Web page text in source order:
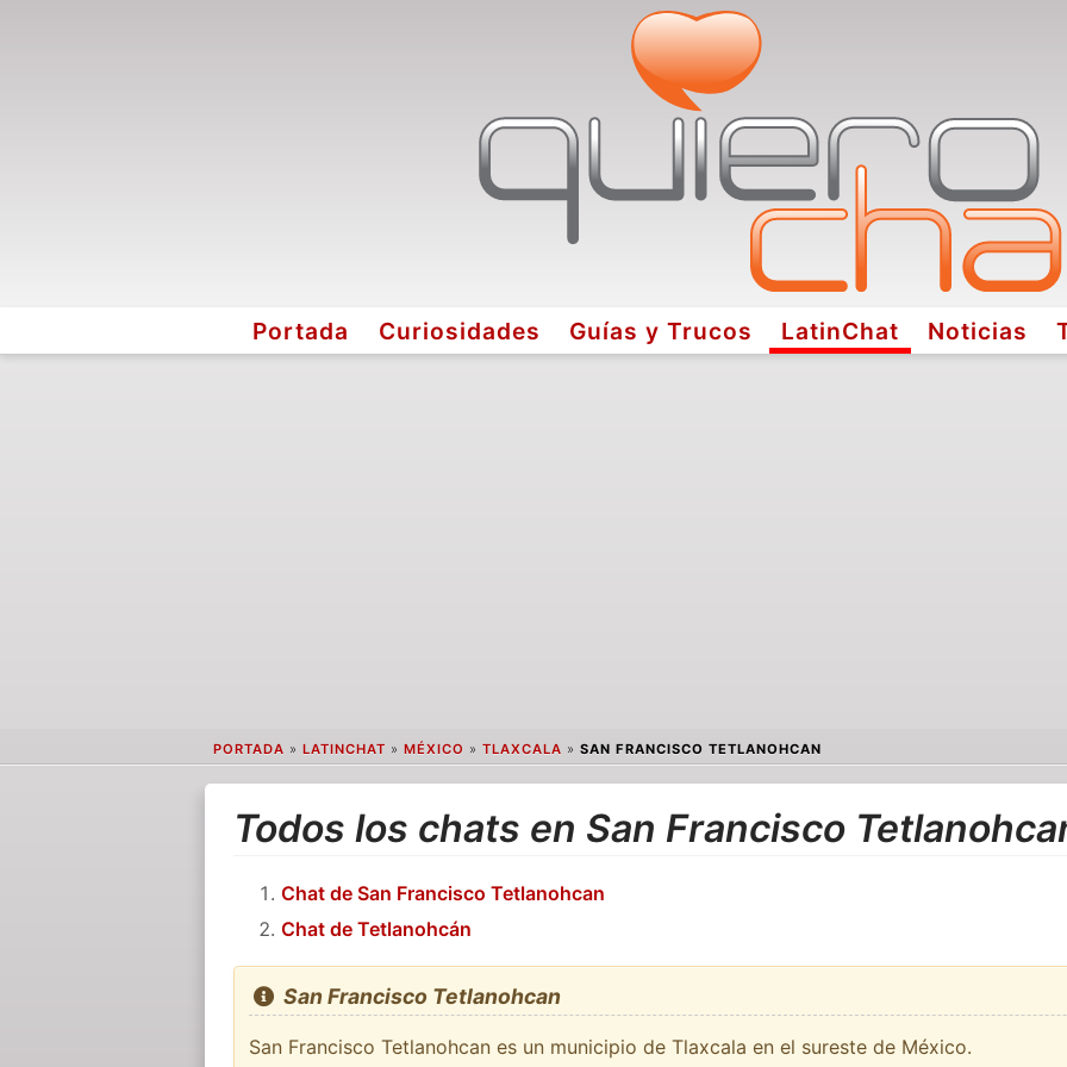
Portada Curiosidades Guías y Trucos LatinChat Noticias
PORTADA » LATINCHAT » MÉXICO » TLAXCALA » SAN FRANCISCO TETLANOHCAN
Todos los chats en San Francisco
Chat de San Francisco Tetlanohcan
Chat de Tetlanohcán
San Francisco Tetlanohcan
San Francisco Tetlanohcan es un municipio de Tlaxcala en el sureste de México.